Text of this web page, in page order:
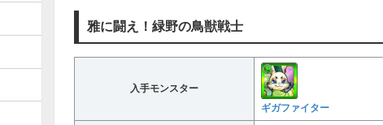
雅に闘え！緑野の鳥獣戦士
入手モンスター
ギガファイター